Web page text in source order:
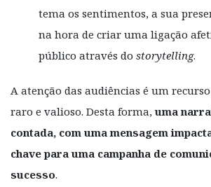
tema os sentimentos, a sua
na hora de criar uma ligação
público através do storytelling.
A atenção das audiências é um
raro e valioso. Desta forma, uma
contada, com uma mensagem
chave para uma campanha de
sucesso.